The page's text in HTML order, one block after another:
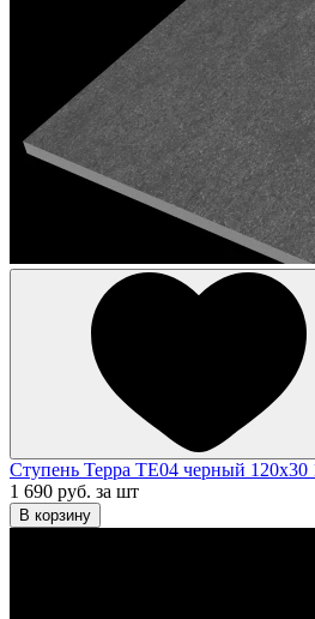
Ступень Терра TE04 черный 120x30
1 690 руб. за шт
В корзину